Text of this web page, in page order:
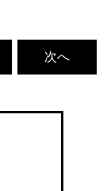
次へ